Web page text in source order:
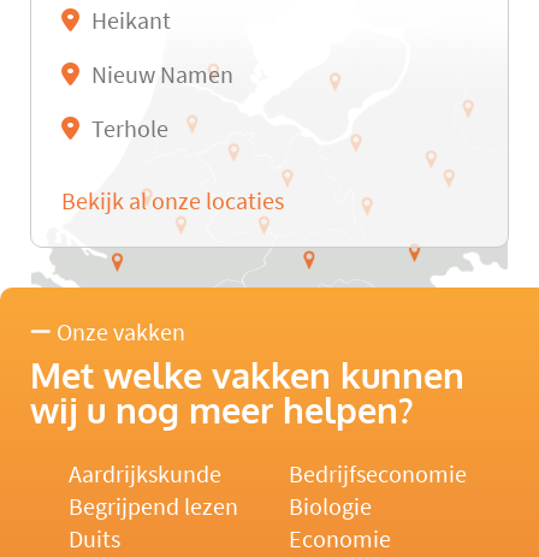
Heikant
Nieuw Namen
Terhole
Bekijk al onze locaties
Onze vakken
Met welke vakken kunnen
wij u nog meer helpen?
Aardrijkskunde
Bedrijfseconomie
Begrijpend lezen
Biologie
Duits
Economie